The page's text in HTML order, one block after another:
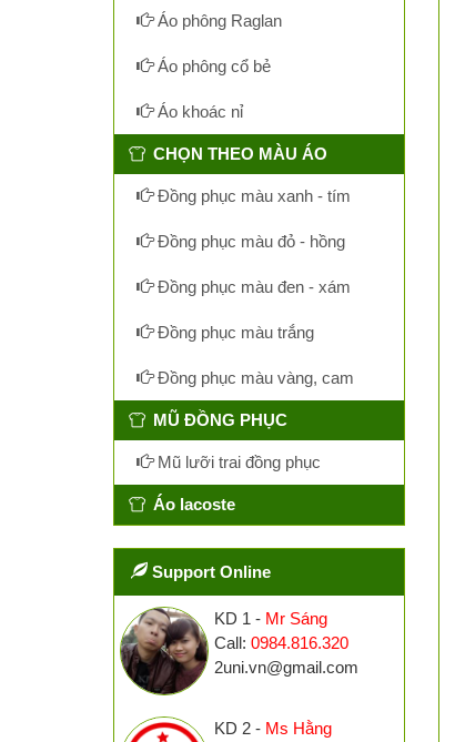
Áo phông Raglan
Áo phông cổ bẻ
Áo khoác nỉ
CHỌN THEO MÀU ÁO
Đồng phục màu xanh - tím
Đồng phục màu đỏ - hồng
Đồng phục màu đen - xám
Đồng phục màu trắng
Đồng phục màu vàng, cam
MŨ ĐỒNG PHỤC
Mũ lưỡi trai đồng phục
Áo lacoste
Support Online
KD 1 - Mr Sáng
Call: 0984.816.320
2uni.vn@gmail.com
KD 2 - Ms Hằng